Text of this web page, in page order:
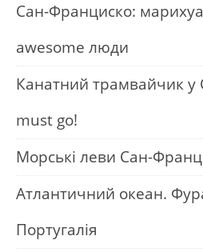
Сан-Франциско:
awesome люди
Канатний трамвайчик
must go!
Морські леви Сан-
Атлантичний океан.
Португалія